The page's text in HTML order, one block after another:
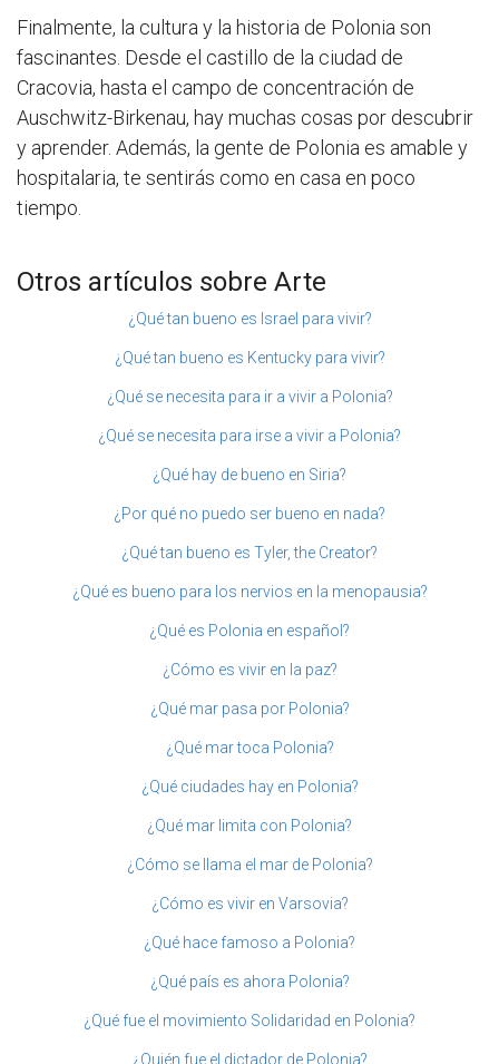
Finalmente, la cultura y la historia de Polonia son
fascinantes. Desde el castillo de la ciudad de
Cracovia, hasta el campo de concentración de
Auschwitz-Birkenau, hay muchas cosas por descubrir
y aprender. Además, la gente de Polonia es amable y
hospitalaria, te sentirás como en casa en poco
tiempo.
Otros artículos sobre Arte
¿Qué tan bueno es Israel para vivir?
¿Qué tan bueno es Kentucky para vivir?
¿Qué se necesita para ir a vivir a Polonia?
¿Qué se necesita para irse a vivir a Polonia?
¿Qué hay de bueno en Siria?
¿Por qué no puedo ser bueno en nada?
¿Qué tan bueno es Tyler, the Creator?
¿Qué es bueno para los nervios en la menopausia?
¿Qué es Polonia en español?
¿Cómo es vivir en la paz?
¿Qué mar pasa por Polonia?
¿Qué mar toca Polonia?
¿Qué ciudades hay en Polonia?
¿Qué mar limita con Polonia?
¿Cómo se llama el mar de Polonia?
¿Cómo es vivir en Varsovia?
¿Qué hace famoso a Polonia?
¿Qué país es ahora Polonia?
¿Qué fue el movimiento Solidaridad en Polonia?
¿Quién fue el dictador de Polonia?